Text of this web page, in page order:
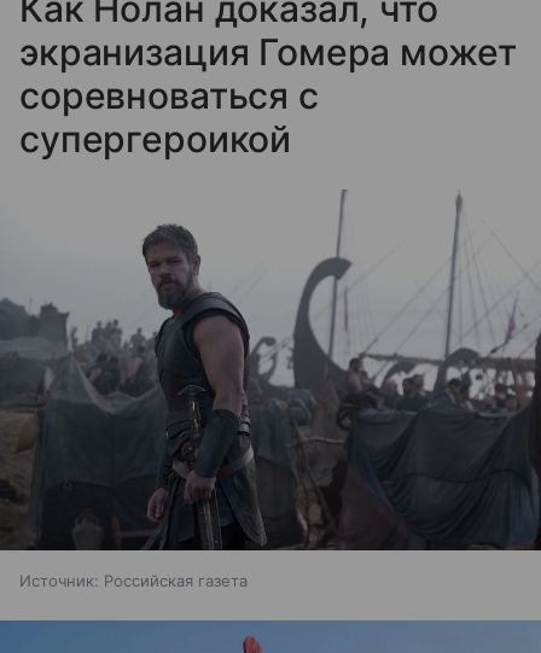
экранизация Гомера может
соревноваться с
супергероикой
Источник: Российская газета